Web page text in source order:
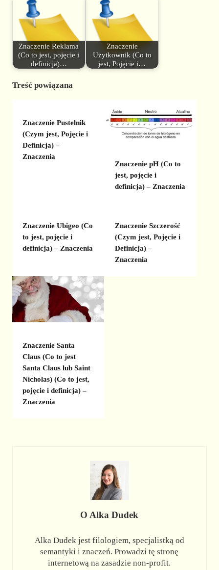
Znaczenie Reklama
(Co to jest, pojęcie i
definicja)…
Znaczenie
Użytkownik (Co to
jest, Pojęcie i…
Treść powiązana
Znaczenie Pustelnik
(Czym jest, Pojęcie i
Definicja) –
Znaczenia
Znaczenie pH (Co to
jest, pojęcie i
definicja) – Znaczenia
Znaczenie Ubigeo (Co
to jest, pojęcie i
definicja) – Znaczenia
Znaczenie Szczerość
(Czym jest, Pojęcie i
Definicja) –
Znaczenia
Znaczenie Santa
Claus (Co to jest
Santa Claus lub Saint
Nicholas) (Co to jest,
pojęcie i definicja) –
Znaczenia
O Alka Dudek
Alka Dudek jest filologiem, specjalistką od
semantyki i znaczeń. Prowadzi tę stronę
internetową na zasadzie non-profit.